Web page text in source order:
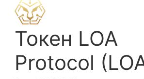
Токен LOA
Protocol